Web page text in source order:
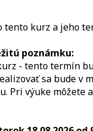
tento kurz a jeho
poznámku:
- tento termín
sa bude
Pri výuke